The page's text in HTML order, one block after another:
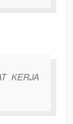
KERJA